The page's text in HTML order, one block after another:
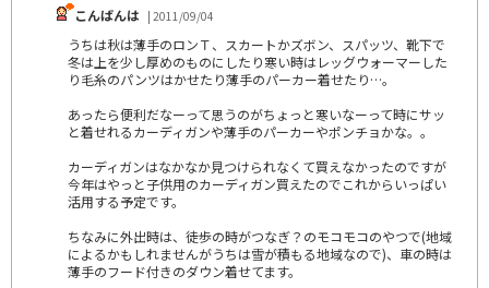
こんばんは | 2011/09/04
うちは秋は薄手のロンＴ、スカートかズボン、スパッツ、靴下で
冬は上を少し厚めのものにしたり寒い時はレッグウォーマーした
り毛糸のパンツはかせたり薄手のパーカー着せたり…。
あったら便利だなーって思うのがちょっと寒いなーって時にサッ
と着せれるカーディガンや薄手のパーカーやポンチョかな。。
カーディガンはなかなか見つけられなくて買えなかったのですが
今年はやっと子供用のカーディガン買えたのでこれからいっぱい
活用する予定です。
ちなみに外出時は、徒歩の時がつなぎ？のモコモコのやつで(地域
によるかもしれませんがうちは雪が積もる地域なので)、車の時は
薄手のフード付きのダウン着せてます。